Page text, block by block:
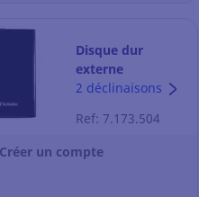
Disque dur
externe
Verbatim - USB
noir
2 déclinaisons
Ref: 7.173.504
un compte